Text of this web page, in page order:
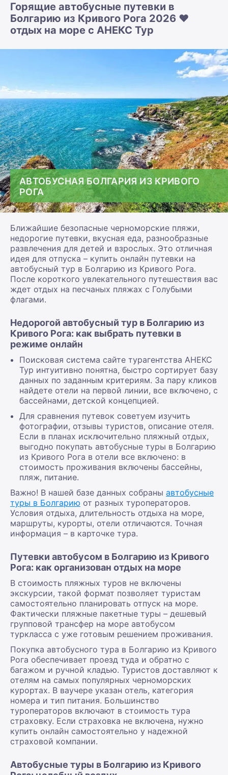
Горящие автобусные путевки в
Болгарию из Кривого Рога 2026 ❤️
отдых на море с АНЕКС Тур
АВТОБУСНАЯ БОЛГАРИЯ ИЗ КРИВОГО
РОГА
Ближайшие безопасные черноморские пляжи,
недорогие путевки, вкусная еда, разнообразные
развлечения для детей и взрослых. Это отличная
идея для отпуска – купить онлайн путевки на
автобусный тур в Болгарию из Кривого Рога.
После короткого увлекательного путешествия вас
ждет отдых на песчаных пляжах с Голубыми
флагами.
Недорогой автобусный тур в Болгарию из
Кривого Рога: как выбрать путевки в
режиме онлайн
Поисковая система сайте турагентства АНЕКС
Тур интуитивно понятна, быстро сортирует базу
данных по заданным критериям. За пару кликов
найдете отели на первой линии, все включено, с
бассейнами, детской концепцией.
Для сравнения путевок советуем изучить
фотографии, отзывы туристов, описание отеля.
Если в планах исключительно пляжный отдых,
выгодно покупать автобусные туры в Болгарию
из Кривого Рога в отели все включено: в
стоимость проживания включены бассейны,
пляж, питание.
Важно! В нашей базе данных собраны автобусные
туры в Болгарию от разных туроператоров.
Условия отдыха, длительность отдыха на море,
маршруты, курорты, отели отличаются. Точная
информация – в карточке тура.
Путевки автобусом в Болгарию из Кривого
Рога: как организован отдых на море
В стоимость пляжных туров не включены
экскурсии, такой формат позволяет туристам
самостоятельно планировать отпуск на море.
Фактически пляжные пакетные туры – дешевый
групповой трансфер на море автобусом
туркласса с уже готовым решением проживания.
Покупка автобусного тура в Болгарию из Кривого
Рога обеспечивает проезд туда и обратно с
багажом и ручной кладью. Туристов доставляют к
отелям на самых популярных черноморских
курортах. В ваучере указан отель, категория
номера и тип питания. Большинство
туроператоров включают в стоимость тура
страховку. Если страховка не включена, нужно
купить онлайн самостоятельно у надежной
страховой компании.
Автобусные туры в Болгарию из Кривого